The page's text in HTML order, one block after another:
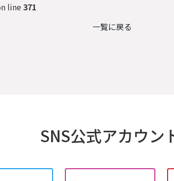
line371
一覧に戻る
SNS公式アカウン